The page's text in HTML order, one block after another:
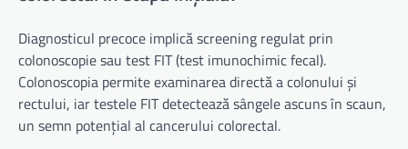
Diagnosticul precoce implică screening regulat prin
colonoscopie sau test FIT (test imunochimic fecal).
Colonoscopia permite examinarea directă a colonului și
rectului, iar testele FIT detectează sângele ascuns în scaun,
un semn potențial al cancerului colorectal.